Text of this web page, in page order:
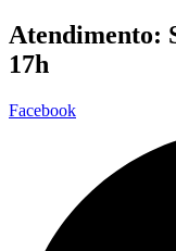
Atendimento:
17h
Facebook